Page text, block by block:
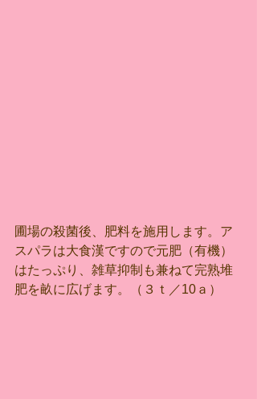
圃場の殺菌後、肥料を施用します。ア
スパラは大食漢ですので元肥（有機）
はたっぷり、雑草抑制も兼ねて完熟堆
肥を畝に広げます。（３ｔ／10ａ）